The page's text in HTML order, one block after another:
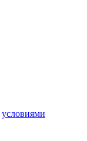
условиями